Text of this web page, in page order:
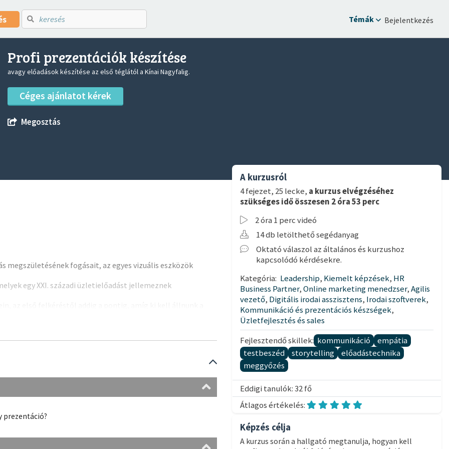
Témák Bejelentkezés
Profi prezentációk készítése
avagy előadások készítése az első téglától a Kínai Nagyfalig.
Céges ajánlatot kérek
Megosztás
megszületésének fogásait, az egyes vizuális eszközök
egy XXI. századi üzletielőadást jellemeznek
rakni az előadás
olyan módszerekkel, mint
a legerősebb alap egy jó előadáshoz. Itt végig
Tapasztalatunk szerint a PowerPoint azonnali
éppen ezt a részt végzi ki azonnal.
(Flipchart, PowerPoint, Prezi) alkalmazásának legjobb
üzenetein
prezentáció?
A kurzusról
4 fejezet, 25 lecke, a kurzus elvégzéséhez
szükséges idő összesen 2 óra 53 perc
2 óra 1 perc videó
14 db letölthető segédanyag
Oktató válaszol az általános és kurzushoz
kapcsolódó kérdésekre.
Kategória: Leadership, Kiemelt képzések, HR
Business Partner,Online marketing menedzser,Agilis
vezető, Digitális irodai asszisztens, Irodai szoftverek,
Kommunikáció és prezentációs készségek,
Üzletfejlesztés és sales
Fejlesztendő skillek: kommunikáció
empátia
testbeszéd
storytelling
előadástechnika
meggyőzés
Eddigi tanulók: 32 fő
Átlagos értékelés:
Képzés célja
A kurzus során a hallgató megtanulja, hogyan kell